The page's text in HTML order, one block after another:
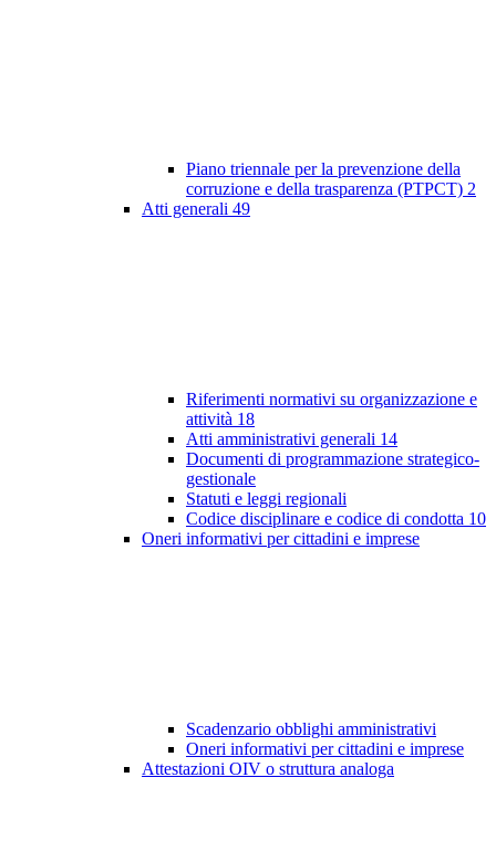
Piano triennale per la prevenzione della
corruzione e della trasparenza (PTPCT) 2
Atti generali 49
Riferimenti normativi su organizzazione e
attività 18
Atti amministrativi generali 14
Documenti di programmazione strategico-
gestionale
Statuti e leggi regionali
Codice disciplinare e codice di condotta 10
Oneri informativi per cittadini e imprese
Scadenzario obblighi amministrativi
Oneri informativi per cittadini e imprese
Attestazioni OIV o struttura analoga